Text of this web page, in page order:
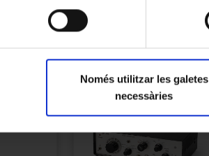
Només utilitzar les galetes
necessàries